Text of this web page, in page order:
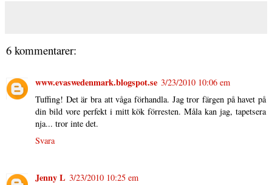
6 kommentarer:
www.evaswedenmark.blogspot.se 3/23/2010 10:06 em
Tuffing! Det är bra att våga förhandla. Jag tror färgen på havet på
din bild vore perfekt i mitt kök förresten. Måla kan jag, tapetsera
nja... tror inte det.
Svara
Jenny L 3/23/2010 10:25 em